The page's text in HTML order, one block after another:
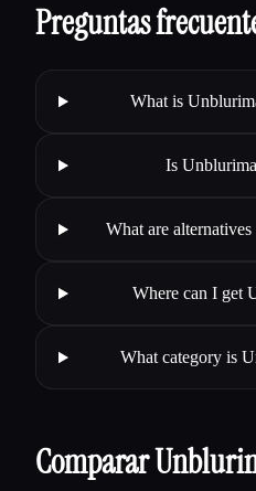
Preguntas
What is
Is
What are
Where can I get
What category is
Comparar